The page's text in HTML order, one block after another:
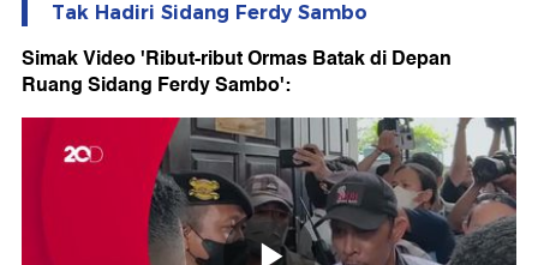
Tak Hadiri Sidang Ferdy Sambo
Simak Video 'Ribut-ribut Ormas Batak di Depan
Ruang Sidang Ferdy Sambo':